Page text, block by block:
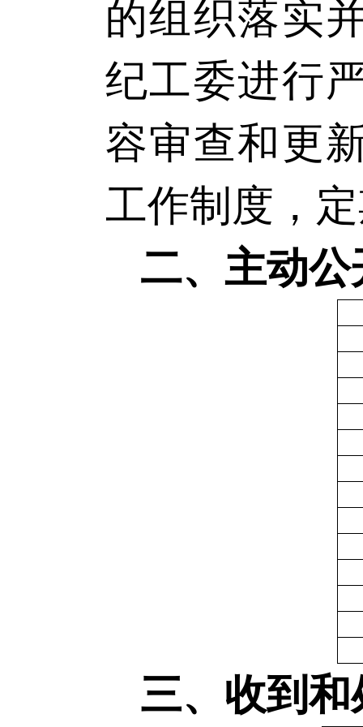
的组织落实
纪工委进行
容审查和更
工作制度，
二、主动
三、收到